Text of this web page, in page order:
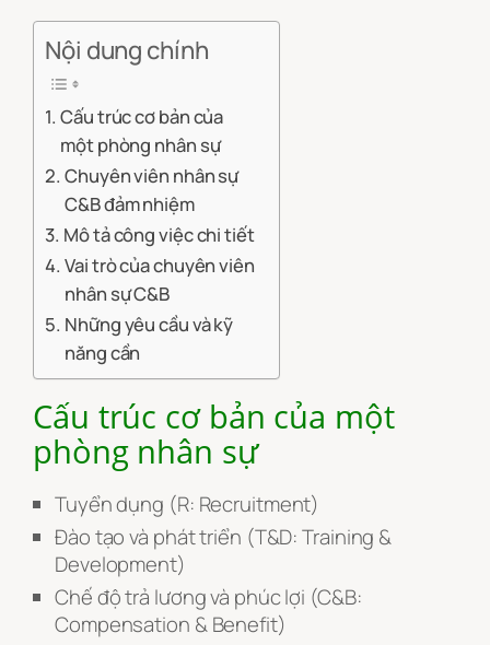
Nội dung chính
Cấu trúc cơ bản của
một phòng nhân sự
Chuyên viên nhân sự
C&B đảm nhiệm
Mô tả công việc chi tiết
Vai trò của chuyên viên
nhân sự C&B
Những yêu cầu và kỹ
năng cần
Cấu trúc cơ bản của một
phòng nhân sự
Tuyển dụng (R: Recruitment)
Đào tạo và phát triển (T&D: Training &
Development)
Chế độ trả lương và phúc lợi (C&B:
Compensation & Benefit)